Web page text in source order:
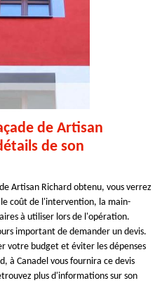
de Artisan
de son
Artisan Richard obtenu, vous verrez
coût de l'intervention, la main-
à utiliser lors de l'opération.
important de demander un devis.
votre budget et éviter les dépenses
à Canadel vous fournira ce devis
plus d'informations sur son